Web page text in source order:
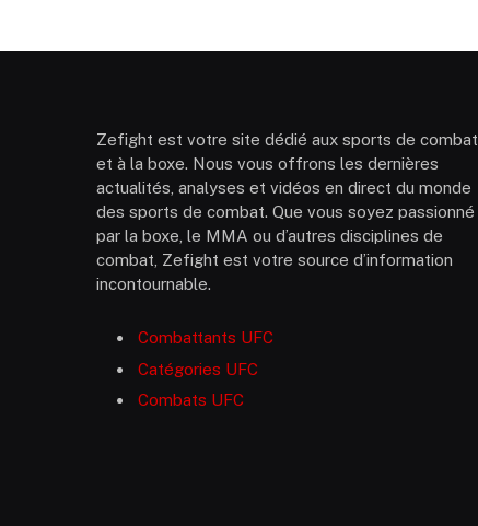
Zefight est votre site dédié aux sports de combat
et à la boxe. Nous vous offrons les dernières
actualités, analyses et vidéos en direct du monde
des sports de combat. Que vous soyez passionné
par la boxe, le MMA ou d’autres disciplines de
combat, Zefight est votre source d’information
incontournable.
Combattants UFC
Catégories UFC
Combats UFC